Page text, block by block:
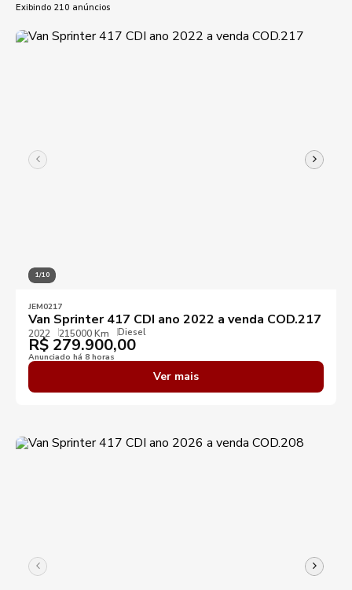
Preço mínimo
Exibindo 210 anúncios
1/10
JEM0217
Van Sprinter 417 CDI ano 2022 a venda COD.217
2022 215000 Km Diesel
R$ 279.900,00
Anunciado há 8 horas
Ver mais